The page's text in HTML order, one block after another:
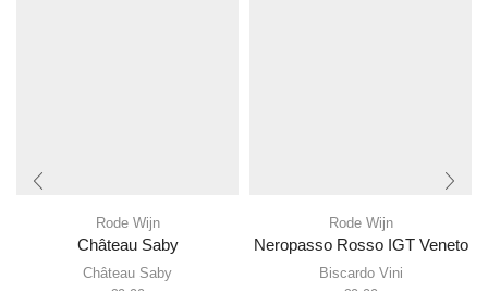
Rode Wijn
Château Saby
Château Saby
Rode Wijn
Neropasso Rosso IGT Veneto
Biscardo Vini